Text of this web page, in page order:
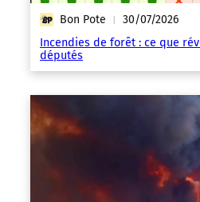
Bon Pote | 30/07/2026
Incendies de forêt : ce que
députés